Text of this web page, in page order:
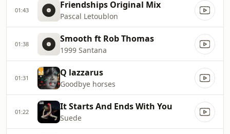
01:43 Friendships Original Mix
Pascal Letoublon
01:38 Smooth ft Rob Thomas
1999 Santana
01:31 Q lazzarus
Goodbye horses
01:22 It Starts And Ends With You
Suede